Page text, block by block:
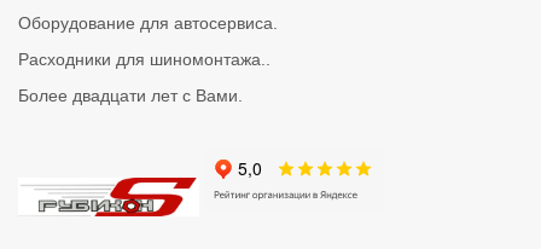
Оборудование для автосервиса.
Расходники для шиномонтажа..
Более двадцати лет с Вами.